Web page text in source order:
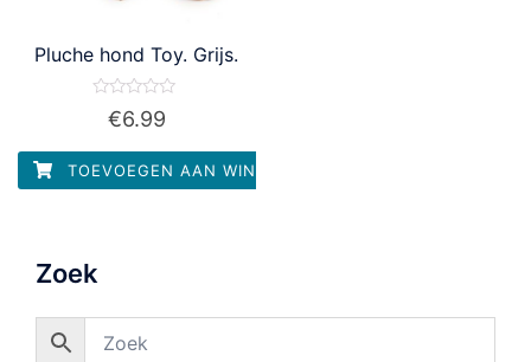
Pluche hond Toy. Grijs.
Waardering
5
€6.99
TOEVOEGEN AAN WINKELWAGEN
Zoek